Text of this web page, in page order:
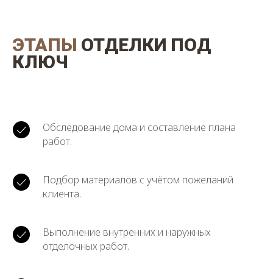
ЭТАПЫ ОТДЕЛКИ ПОД
КЛЮЧ
Обследование дома и составление плана
работ.
Подбор материалов с учётом пожеланий
клиента.
Выполнение внутренних и наружных
отделочных работ.
ваши предпочтения, образ жизни, подбирает
несколько вариантов планировочных
решений, отделки и стиль интерьера. После